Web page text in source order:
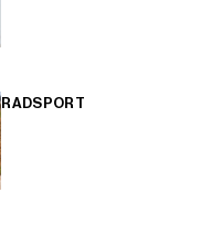
RADSPORT